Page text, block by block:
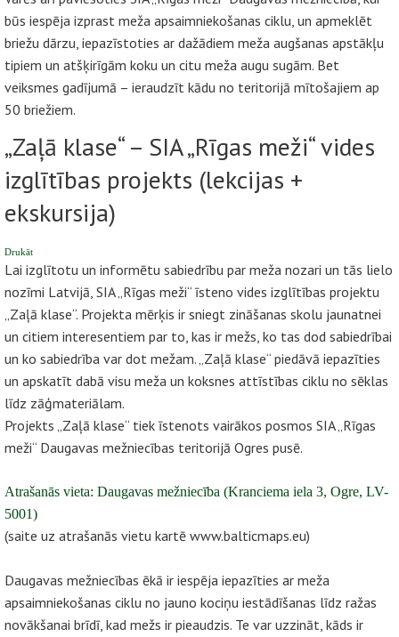
būs iespēja izprast meža apsaimniekošanas ciklu, un apmeklēt
briežu dārzu, iepazīstoties ar dažādiem meža augšanas apstākļu
tipiem un atšķirīgām koku un citu meža augu sugām. Bet
veiksmes gadījumā – ieraudzīt kādu no teritorijā mītošajiem ap
50 briežiem.
„Zaļā klase“ – SIA „Rīgas meži“ vides
izglītības projekts (lekcijas +
ekskursija)
Drukāt
Lai izglītotu un informētu sabiedrību par meža nozari un tās lielo
nozīmi Latvijā, SIA „Rīgas meži“ īsteno vides izglītības projektu
„Zaļā klase“. Projekta mērķis ir sniegt zināšanas skolu jaunatnei
un citiem interesentiem par to, kas ir mežs, ko tas dod sabiedrībai
un ko sabiedrība var dot mežam. „Zaļā klase“ piedāvā iepazīties
un apskatīt dabā visu meža un koksnes attīstības ciklu no sēklas
līdz zāģmateriālam.
Projekts „Zaļā klase“ tiek īstenots vairākos posmos SIA „Rīgas
meži“ Daugavas mežniecības teritorijā Ogres pusē.
Atrašanās vieta: Daugavas mežniecība (Kranciema iela 3, Ogre, LV-
5001)
(saite uz atrašanās vietu kartē www.balticmaps.eu)
Daugavas mežniecības ēkā ir iespēja iepazīties ar meža
apsaimniekošanas ciklu no jauno kociņu iestādīšanas līdz ražas
novākšanai brīdī, kad mežs ir pieaudzis. Te var uzzināt, kāds ir